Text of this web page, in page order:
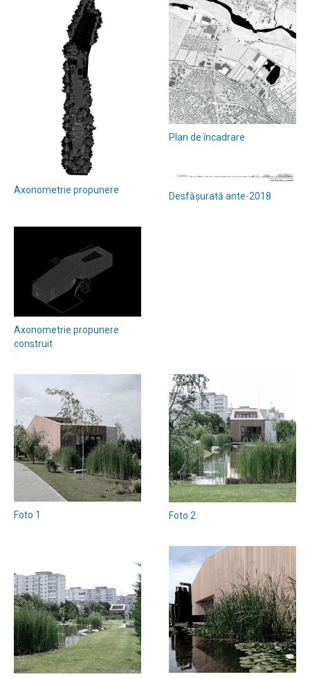
Axonometrie propunere
Plan de încadrare
Desfășurată ante-2018
Axonometrie propunere
construit
Foto 1 Foto 2